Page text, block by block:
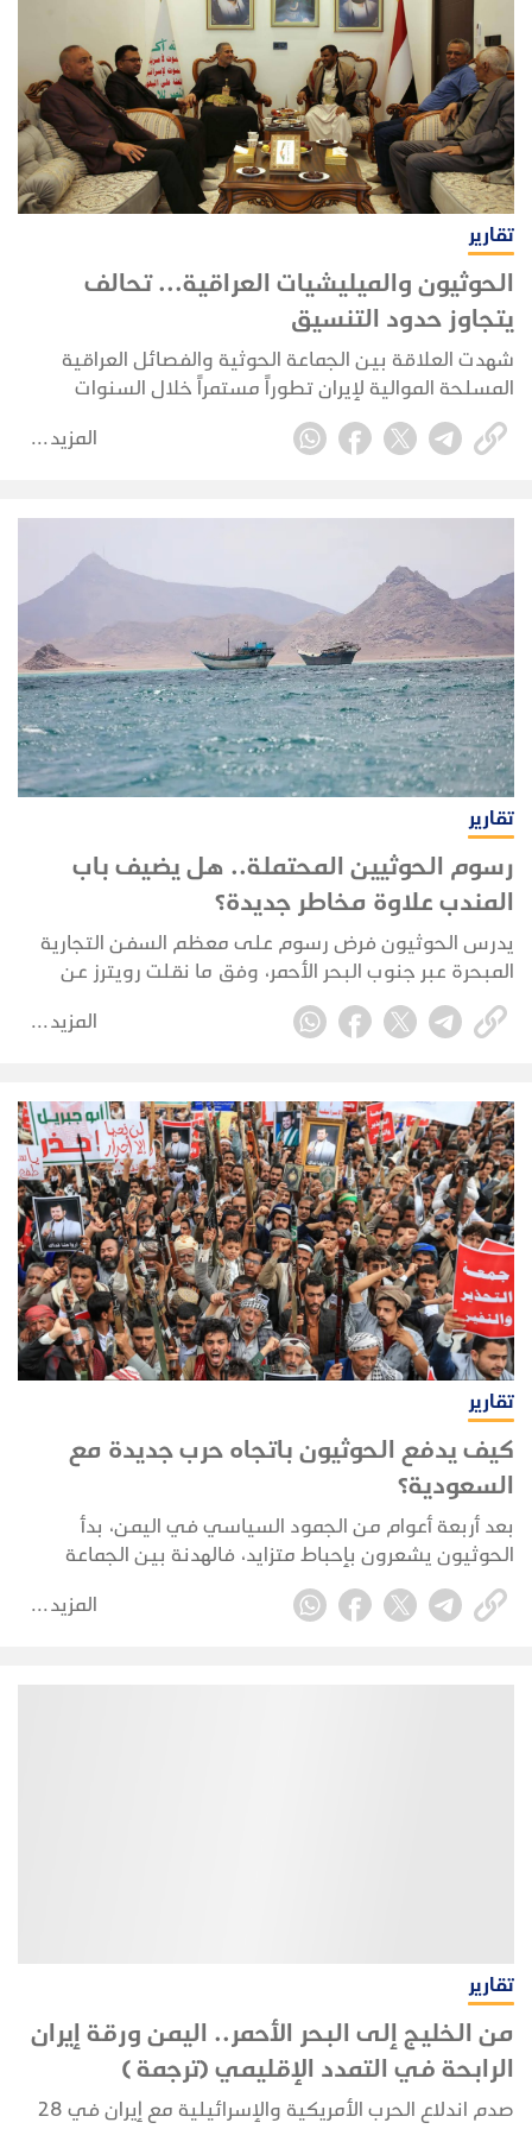
تقارير
الحوثيون والميليشيات العراقية... تحالف
يتجاوز حدود التنسيق
شهدت العلاقة بين الجماعة الحوثية والفصائل العراقية
المسلحة الموالية لإيران تطوراً مستمراً خلال السنوات
الأخيرة، بعدما انتقلت من مستوى التنسيق السياسي
والإعلامي إلى شراكة عملياتية تشمل الجوانب العسكرية،
المزيد
تقارير
رسوم الحوثيين المحتملة.. هل يضيف باب
المندب علاوة مخاطر جديدة؟
يدرس الحوثيون فرض رسوم على معظم السفن التجارية
المبحرة عبر جنوب البحر الأحمر، وفق ما نقلت رويترز عن
مصادر إقليمية وصفتها بالمطلعة ولم تسمها، لكنها لم
تحدد قيمة الرسوم أو موعد تطبيقها.
المزيد
تقارير
كيف يدفع الحوثيون باتجاه حرب جديدة مع
السعودية؟
بعد أربعة أعوام من الجمود السياسي في اليمن، بدأ
الحوثيون يشعرون بإحباط متزايد، فالهدنة بين الجماعة
المدعومة من إيران والسعودية تحولت إلى حالة جمود
هشة، ورأى الحوثيون، أنهم يريدون توسيع نفوذهم على
المزيد
تقارير
من الخليج إلى البحر الأحمر.. اليمن ورقة إيران
الرابحة في التمدد الإقليمي (ترجمة )
صدم اندلاع الحرب الأمريكية والإسرائيلية مع إيران في 28